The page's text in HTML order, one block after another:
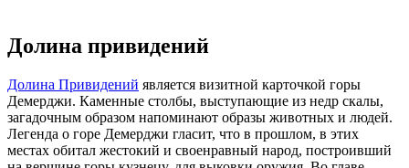
Долина привидений
Долина Привидений является визитной карточкой горы
Демерджи. Каменные столбы, выступающие из недр скалы,
загадочным образом напоминают образы животных и людей.
Легенда о горе Демерджи гласит, что в прошлом, в этих
местах обитал жестокий и своенравный народ, построивший